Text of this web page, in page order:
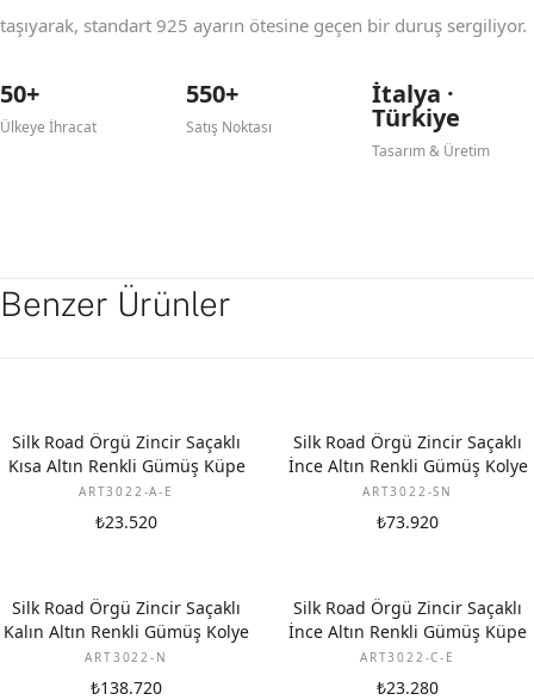
taşıyarak, standart 925 ayarın ötesine geçen bir duruş sergiliyor.
50+
Ülkeye İhracat
550+
Satış Noktası
İtalya ·
Türkiye
Tasarım & Üretim
Benzer Ürünler
Silk Road Örgü Zincir Saçaklı
Kısa Altın Renkli Gümüş Küpe
ART3022-A-E
₺23.520
Silk Road Örgü Zincir Saçaklı
İnce Altın Renkli Gümüş Kolye
ART3022-SN
₺73.920
Silk Road Örgü Zincir Saçaklı
Kalın Altın Renkli Gümüş Kolye
ART3022-N
₺138.720
Silk Road Örgü Zincir Saçaklı
İnce Altın Renkli Gümüş Küpe
ART3022-C-E
₺23.280